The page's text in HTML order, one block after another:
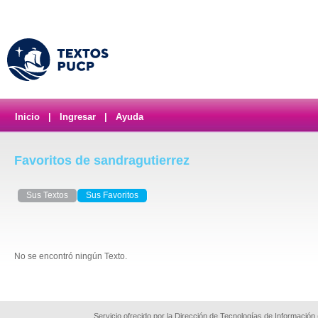
Inicio Ingresar Ayuda
Favoritos de sandragutierrez
Sus Textos Sus Favoritos
No se encontró ningún Texto.
Servicio ofrecido por la Dirección de Tecnologías de